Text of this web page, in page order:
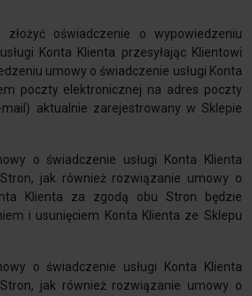
oświadczenie o wypowiedzeniu
Konta Klienta przesyłając Klientowi
umowy o świadczenie usługi Konta
poczty elektronicznej na adres poczty
aktualnie zarejestrowany w Sklepie
o świadczenie usługi Konta Klienta
jak również rozwiązanie umowy o
Klienta za zgodą obu Stron będzie
i usunięciem Konta Klienta ze Sklepu
o świadczenie usługi Konta Klienta
jak również rozwiązanie umowy o